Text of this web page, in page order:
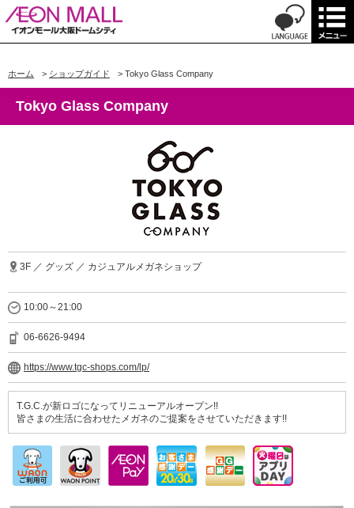
ホーム > ショップガイド > Tokyo Glass Company
Tokyo Glass Company
3F ／ グッズ ／ カジュアルメガネショップ
10:00～21:00
06-6626-9494
https://www.tgc-shops.com/lp/
T.G.C.が新ロゴになってリニューアルオープン!!
皆さまの生活に合わせたメガネのご提案をさせていただきます!!